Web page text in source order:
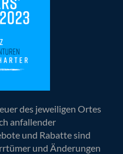
des jeweiligen Ortes
anfallender
und Rabatte sind
und Änderungen